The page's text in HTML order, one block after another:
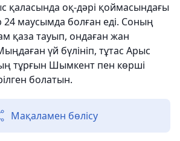
қаласында оқ-дәрі қоймасындағы
маусымда болған еді. Соның
қаза тауып, ондаған жан
үй бүлініп, тұтас Арыс
тұрғын Шымкент пен көрші
болатын.
Мақаламен бөлісу